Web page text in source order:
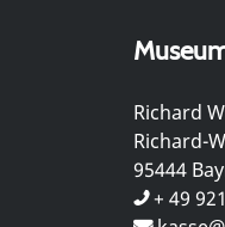
Richard
Richard-
95444
+ 49